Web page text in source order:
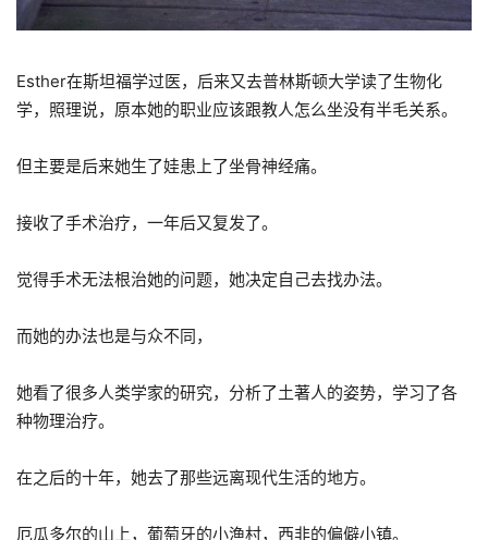
Esther在斯坦福学过医，后来又去普林斯顿大学读了生物化
学，照理说，原本她的职业应该跟教人怎么坐没有半毛关系。
但主要是后来她生了娃患上了坐骨神经痛。
接收了手术治疗，一年后又复发了。
觉得手术无法根治她的问题，她决定自己去找办法。
而她的办法也是与众不同，
她看了很多人类学家的研究，分析了土著人的姿势，学习了各
种物理治疗。
在之后的十年，她去了那些远离现代生活的地方。
厄瓜多尔的山上，葡萄牙的小渔村，西非的偏僻小镇。